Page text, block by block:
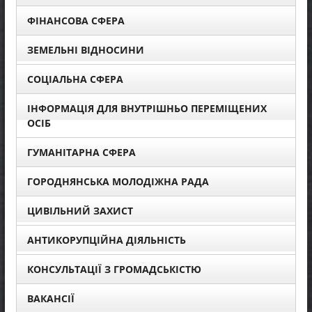
ФІНАНСОВА СФЕРА
ЗЕМЕЛЬНІ ВІДНОСИНИ
СОЦІАЛЬНА СФЕРА
ІНФОРМАЦІЯ ДЛЯ ВНУТРІШНЬО ПЕРЕМІЩЕНИХ
ОСІБ
ГУМАНІТАРНА СФЕРА
ГОРОДНЯНСЬКА МОЛОДІЖНА РАДА
ЦИВІЛЬНИЙ ЗАХИСТ
АНТИКОРУПЦІЙНА ДІЯЛЬНІСТЬ
КОНСУЛЬТАЦІЇ З ГРОМАДСЬКІСТЮ
ВАКАНСІЇ